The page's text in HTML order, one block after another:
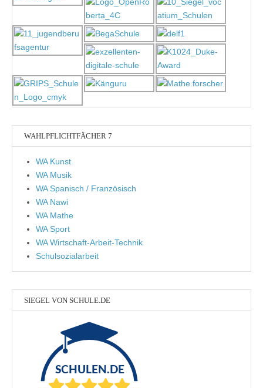
WAHLPFLICHTFÄCHER 7
WA Kunst
WA Musik
WA Spanisch / Französisch
WA Nawi
WA Mathe
WA Sport
WA Wirtschaft-Arbeit-Technik
Schulsozialarbeit
SIEGEL VON SCHULE.DE